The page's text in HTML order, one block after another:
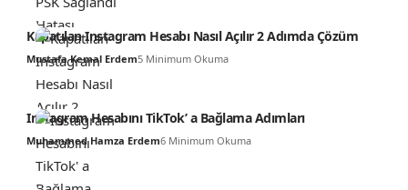
Kapatılan Instagram Hesabı Nasıl Açılır 2 Adımda Çözüm
Mustafa Kemal Erdem5 Minimum Okuma
Instagram Hesabını TikTok’ a Bağlama Adımları
Muhammed Hamza Erdem6 Minimum Okuma